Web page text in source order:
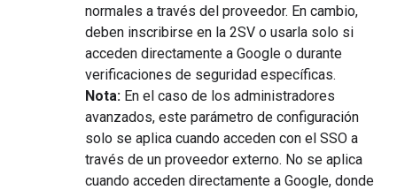
normales a través del proveedor. En cambio,
deben inscribirse en la 2SV o usarla solo si
acceden directamente a Google o durante
verificaciones de seguridad específicas.
Nota: En el caso de los administradores
avanzados, este parámetro de configuración
solo se aplica cuando acceden con el SSO a
través de un proveedor externo. No se aplica
cuando acceden directamente a Google, donde